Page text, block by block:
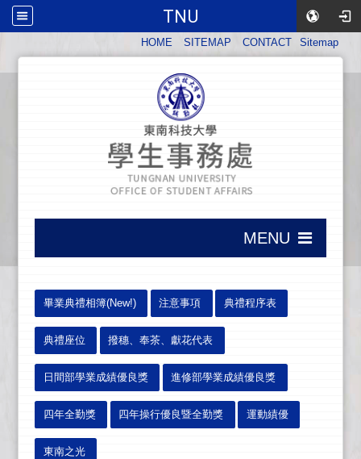
TNU
HOME SITEMAP CONTACT Sitemap
MENU
畢業典禮相簿(New!) 注意事項 典禮程序表
典禮座位 撥穗、奉茶、獻花代表
日間部學業成績優良獎 進修部學業成績優良獎
四年全勤獎 四年操行優良暨全勤獎 運動績優
東南之光